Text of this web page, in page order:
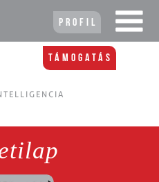
Profil
Támogatás